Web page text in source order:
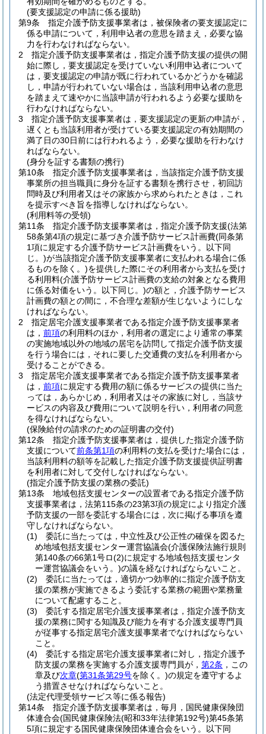
(要支援認定の申請に係る援助)
第9条
指定介護予防支援事業者は，被保険者の要支援認定に
係る申請について，利用申込者の意思を踏まえ，必要な協
力を行わなければならない。
2
指定介護予防支援事業者は，指定介護予防支援の提供の開
始に際し，要支援認定を受けていない利用申込者について
は，要支援認定の申請が既に行われているかどうかを確認
し，申請が行われていない場合は，当該利用申込者の意思
を踏まえて速やかに当該申請が行われるよう必要な援助を
行わなければならない。
3
指定介護予防支援事業者は，要支援認定の更新の申請が，
遅くとも当該利用者が受けている要支援認定の有効期間の
満了日の30日前には行われるよう，必要な援助を行わなけ
ればならない。
(身分を証する書類の携行)
第10条
指定介護予防支援事業者は，当該指定介護予防支援
事業所の担当職員に身分を証する書類を携行させ，初回訪
問時及び利用者又はその家族から求められたときは，これ
を提示すべき旨を指導しなければならない。
(利用料等の受領)
第11条
指定介護予防支援事業者は，指定介護予防支援(法第
58条第4項の規定に基づき介護予防サービス計画費(同条第
1項に規定する介護予防サービス計画費をいう。以下同
じ。)が当該指定介護予防支援事業者に支払われる場合に係
るものを除く。)を提供した際にその利用者から支払を受け
る利用料(介護予防サービス計画費の支給の対象となる費用
に係る対価をいう。以下同じ。)の額と，介護予防サービス
計画費の額との間に，不合理な差額が生じないようにしな
ければならない。
2
指定居宅介護支援事業者である指定介護予防支援事業者
は， 前項の利用料のほか，利用者の選定により通常の事業
の実施地域以外の地域の居宅を訪問して指定介護予防支援
を行う場合には，それに要した交通費の支払を利用者から
受けることができる。
3
指定居宅介護支援事業者である指定介護予防支援事業者
は， 前項に規定する費用の額に係るサービスの提供に当た
っては，あらかじめ，利用者又はその家族に対し，当該サ
ービスの内容及び費用について説明を行い，利用者の同意
を得なければならない。
(保険給付の請求のための証明書の交付)
第12条
指定介護予防支援事業者は，提供した指定介護予防
支援について前条第1項の利用料の支払を受けた場合には，
当該利用料の額等を記載した指定介護予防支援提供証明書
を利用者に対して交付しなければならない。
(指定介護予防支援の業務の委託)
第13条
地域包括支援センターの設置者である指定介護予防
支援事業者は，法第115条の23第3項の規定により指定介護
予防支援の一部を委託する場合には，次に掲げる事項を遵
守しなければならない。
(1)
委託に当たっては，中立性及び公正性の確保を図るた
め地域包括支援センター運営協議会(介護保険法施行規則
第140条の66第1号ロ(2)に規定する地域包括支援センタ
ー運営協議会をいう。)の議を経なければならないこと。
(2)
委託に当たっては，適切かつ効率的に指定介護予防支
援の業務が実施できるよう委託する業務の範囲や業務量
について配慮すること。
(3)
委託する指定居宅介護支援事業者は，指定介護予防支
援の業務に関する知識及び能力を有する介護支援専門員
が従事する指定居宅介護支援事業者でなければならない
こと。
(4)
委託する指定居宅介護支援事業者に対し，指定介護予
防支援の業務を実施する介護支援専門員が， 第2条 ，この
章及び次章(第31条第29号を除く。)の規定を遵守するよ
う措置させなければならないこと。
(法定代理受領サービス等に係る報告)
第14条
指定介護予防支援事業者は，毎月，国民健康保険団
体連合会(国民健康保険法(昭和33年法律第192号)第45条第
5項に規定する国民健康保険団体連合会をいう。以下同